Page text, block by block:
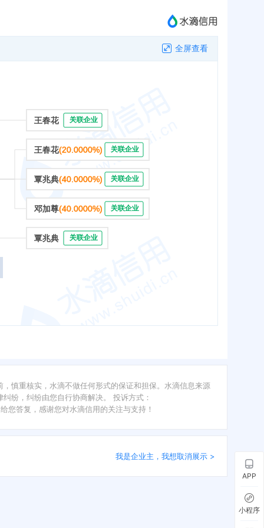
全屏查看
王春花 关联企业
王春花(20.0000%) 关联企业
覃兆典(40.0000%) 关联企业
邓加尊(40.0000%) 关联企业
覃兆典 关联企业
慎重核实，水滴不做任何形式的保证和担保。水滴信息来源
纷，纠纷由您自行协商解决。 投诉方式：
您答复，感谢您对水滴信用的关注与支持！
我是企业主，我想取消展示 >
APP
小程序